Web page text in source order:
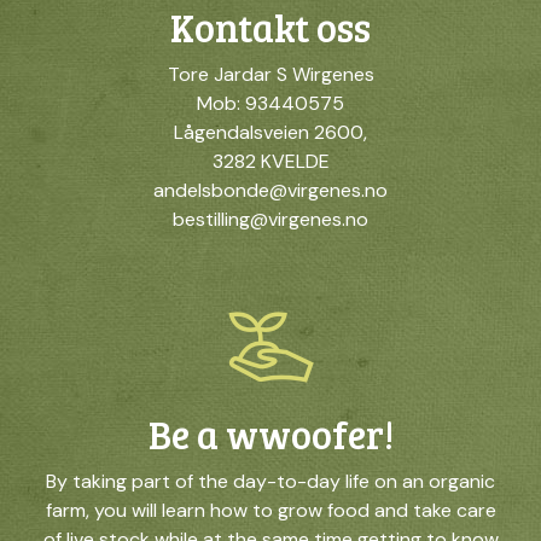
Kontakt oss
Tore Jardar S Wirgenes
Mob: 93440575
Lågendalsveien 2600,
3282 KVELDE
andelsbonde@virgenes.no
bestilling@virgenes.no
Be a wwoofer!
By taking part of the day-to-day life on an organic
farm, you will learn how to grow food and take care